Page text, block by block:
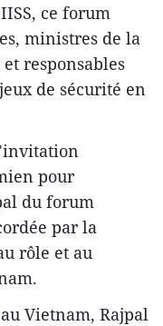
ce forum
ministres de la
responsables
de sécurité en
pour
du forum
par la
rôle et au
Vietnam, Rajpal